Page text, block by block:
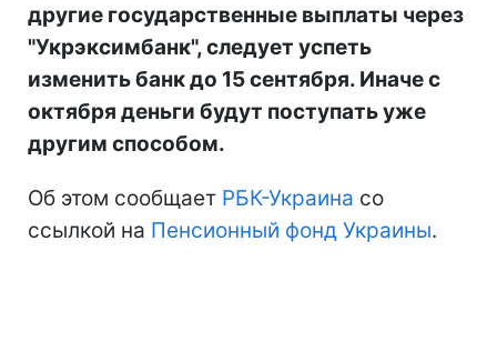
другие государственные выплаты через
"Укрэксимбанк", следует успеть
изменить банк до 15 сентября. Иначе с
октября деньги будут поступать уже
другим способом.
Об этом сообщает РБК-Украина со
ссылкой на Пенсионный фонд Украины.